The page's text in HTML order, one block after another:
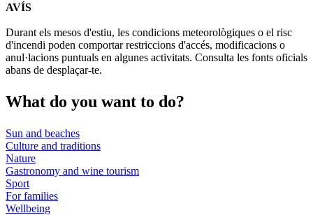
−
AVÍS
Durant els mesos d'estiu, les condicions meteorològiques o el risc
d'incendi poden comportar restriccions d'accés, modificacions o
anul·lacions puntuals en algunes activitats. Consulta les fonts oficials
abans de desplaçar-te.
What do you want to do?
Sun and beaches
Culture and traditions
Nature
Gastronomy and wine tourism
Sport
For families
Wellbeing